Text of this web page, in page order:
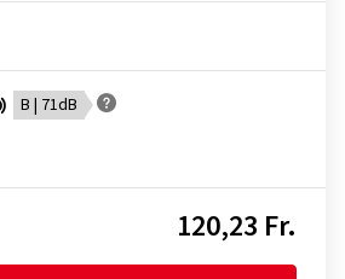
B | 71dB
120,23 Fr.